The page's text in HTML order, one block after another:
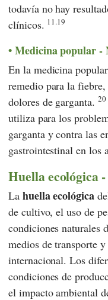
todavía no hay
clínicos. 11.19
Medicina popular -
En la medicina
remedio para la
dolores de garganta. 20
utiliza para los
garganta y contra las
gastrointestinal en los
Huella ecológica
La huella ecológica
de cultivo, el uso de
condiciones naturales
medios de transporte
internacional. Los
condiciones de
el impacto ambiental